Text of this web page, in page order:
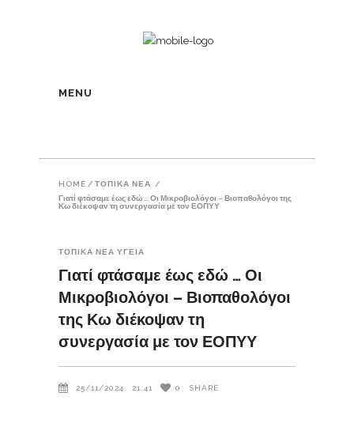
MENU
HOME / ΤΟΠΙΚΑ ΝΕΑ
/
Γιατί φτάσαμε έως εδώ … Οι Μικροβιολόγοι – Βιοπαθολόγοι της
Κω διέκοψαν τη συνεργασία με τον ΕΟΠΥΥ
ΤΟΠΙΚΑ ΝΕΑ ΥΓΕΙΑ
Γιατί φτάσαμε έως εδώ … Οι
Μικροβιολόγοι – Βιοπαθολόγοι
της Κω διέκοψαν τη
συνεργασία με τον ΕΟΠΥΥ
25/11/2024 21:41 0 SHARE